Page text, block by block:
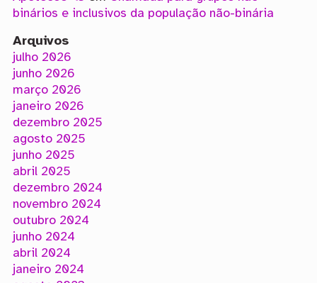
binários e inclusivos da população não-binária
Arquivos
julho 2026
junho 2026
março 2026
janeiro 2026
dezembro 2025
agosto 2025
junho 2025
abril 2025
dezembro 2024
novembro 2024
outubro 2024
junho 2024
abril 2024
janeiro 2024